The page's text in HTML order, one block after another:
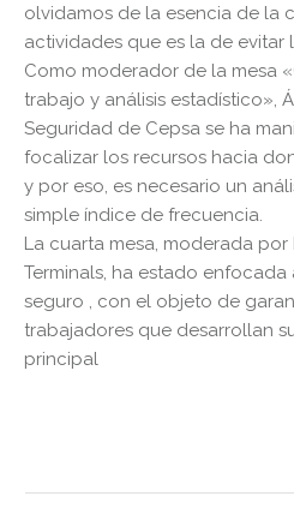
olvidamos de la esencia de la
actividades que es la de evitar
Como moderador de la mesa
trabajo y análisis estadístico»,
Seguridad de Cepsa se ha
focalizar los recursos hacia
y por eso, es necesario un
simple índice de frecuencia.
La cuarta mesa, moderada por
Terminals, ha estado enfocada
seguro , con el objeto de
trabajadores que desarrollan
principal